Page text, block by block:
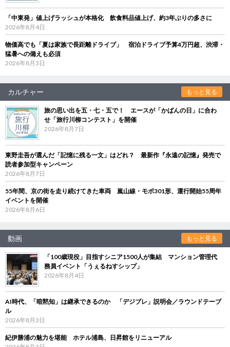
「中東発」値上げラッシュが本格化 飲食料品値上げ、約3年ぶりの多さに
2026年8月4日
物価高でも「夏は家族で長距離ドライブ」 宿泊ドライブ予算4万円超、渋滞・
猛暑への備えも必須
2026年8月3日
カルチャー もっと見る
旅の思い出を五・七・五で！ エースが「かばんの日」に合わ
せ「旅行川柳コンテスト」を開催
2026年8月7日
東野圭吾が選んだ「記憶に残る一文」はどれ？ 最新作『永遠の記憶』発売で
読者参加型キャンペーン
2026年8月7日
55年間、京の街を走り続けてきた車両 嵐山線・モボ301形、運行開始55周年
イベントを開催
2026年8月6日
動画 もっと見る
「100歳現役」目指すシニア1500人が集結 マンション管理代
務員イベント「うぇるねすシップ」
2026年8月4日
AI時代、「暗黙知」は継承できるのか 「デジブレ」説明会／ラウンドテーブ
ル
2026年8月3日
紀伊勝浦の魅力を堪能 ホテル浦島、日昇館をリニューアル